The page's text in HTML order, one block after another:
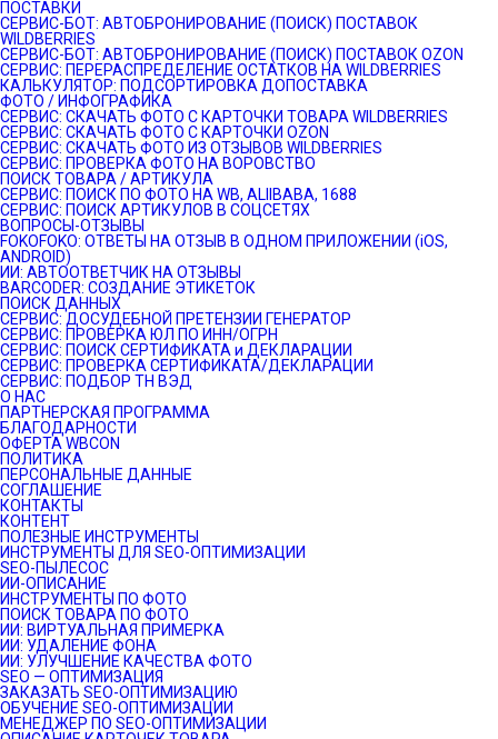
ПОСТАВКИ
CЕРВИС-БОТ: АВТОБРОНИРОВАНИЕ (ПОИСК) ПОСТАВОК
WILDBERRIES
СЕРВИС-БОТ: АВТОБРОНИРОВАНИЕ (ПОИСК) ПОСТАВОК OZON
СЕРВИС: ПЕРЕРАСПРЕДЕЛЕНИЕ ОСТАТКОВ НА WILDBERRIES
КАЛЬКУЛЯТОР: ПОДСОРТИРОВКА ДОПОСТАВКА
ФОТО / ИНФОГРАФИКА
СЕРВИС: СКАЧАТЬ ФОТО С КАРТОЧКИ ТОВАРА WILDBERRIES
СЕРВИС: СКАЧАТЬ ФОТО С КАРТОЧКИ OZON
СЕРВИС: СКАЧАТЬ ФОТО ИЗ ОТЗЫВОВ WILDBERRIES
СЕРВИС: ПРОВЕРКА ФОТО НА ВОРОВСТВО
ПОИСК ТОВАРА / АРТИКУЛА
СЕРВИС: ПОИСК ПО ФОТО НА WB, ALIIBABA, 1688
СЕРВИС: ПОИСК АРТИКУЛОВ В СОЦСЕТЯХ
ВОПРОСЫ-ОТЗЫВЫ
FOKOFOKO: ОТВЕТЫ НА ОТЗЫВ В ОДНОМ ПРИЛОЖЕНИИ (iOS,
ANDROID)
ИИ: АВТООТВЕТЧИК НА ОТЗЫВЫ
BARCODER: СОЗДАНИЕ ЭТИКЕТОК
ПОИСК ДАННЫХ
СЕРВИС: ДОСУДЕБНОЙ ПРЕТЕНЗИИ ГЕНЕРАТОР
СЕРВИС: ПРОВЕРКА ЮЛ ПО ИНН/ОГРН
СЕРВИС: ПОИСК СЕРТИФИКАТА и ДЕКЛАРАЦИИ
СЕРВИС: ПРОВЕРКА СЕРТИФИКАТА/ДЕКЛАРАЦИИ
СЕРВИС: ПОДБОР ТН ВЭД
О НАС
ПАРТНЕРСКАЯ ПРОГРАММА
БЛАГОДАРНОСТИ
ОФЕРТА WBCON
ПОЛИТИКА
ПЕРСОНАЛЬНЫЕ ДАННЫЕ
СОГЛАШЕНИЕ
КОНТАКТЫ
КОНТЕНТ
ПОЛЕЗНЫЕ ИНСТРУМЕНТЫ
ИНСТРУМЕНТЫ ДЛЯ SEO-ОПТИМИЗАЦИИ
SEO-ПЫЛЕСОС
ИИ-ОПИСАНИЕ
ИНСТРУМЕНТЫ ПО ФОТО
ПОИСК ТОВАРА ПО ФОТО
ИИ: ВИРТУАЛЬНАЯ ПРИМЕРКА
ИИ: УДАЛЕНИЕ ФОНА
ИИ: УЛУЧШЕНИЕ КАЧЕСТВА ФОТО
SEO — ОПТИМИЗАЦИЯ
ЗАКАЗАТЬ SEO-ОПТИМИЗАЦИЮ
ОБУЧЕНИЕ SEO-ОПТИМИЗАЦИИ
МЕНЕДЖЕР ПО SEO-ОПТИМИЗАЦИИ